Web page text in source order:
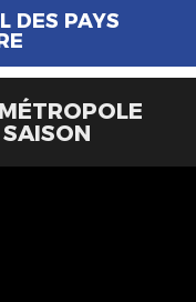
DES PAYS